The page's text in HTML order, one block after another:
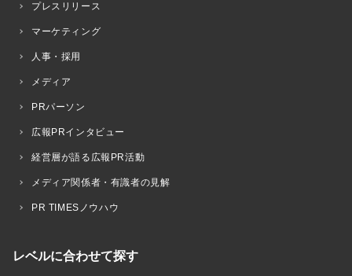
プレスリリース
マーケティング
人事・採用
メディア
PRパーソン
広報PRインタビュー
経営層が語る広報PR活動
メディア関係者・有識者の見解
PR TIMESノウハウ
レベルに合わせて探す